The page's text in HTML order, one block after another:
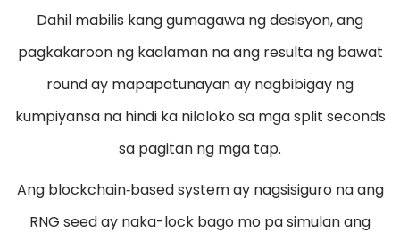
Dahil mabilis kang gumagawa ng desisyon, ang
pagkakaroon ng kaalaman na ang resulta ng bawat
round ay mapapatunayan ay nagbibigay ng
kumpiyansa na hindi ka niloloko sa mga split seconds
sa pagitan ng mga tap.
Ang blockchain‑based system ay nagsisiguro na ang
RNG seed ay naka-lock bago mo pa simulan ang